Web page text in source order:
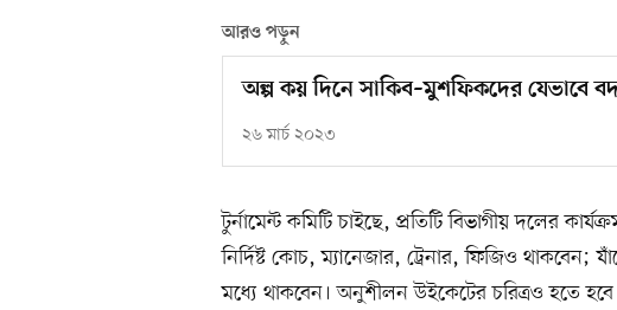
আরও পড়ুন
অল্প কয় দিনে সাকিব–মুশফিকদের যেভাবে
২৬ মার্চ ২০২৩
টুর্নামেন্ট কমিটি চাইছে, প্রতিটি বিভাগীয় দলের
নির্দিষ্ট কোচ, ম্যানেজার, ট্রেনার, ফিজিও থাকবেন;
মধ্যে থাকবেন। অনুশীলন উইকেটের চরিত্রও হতে হবে